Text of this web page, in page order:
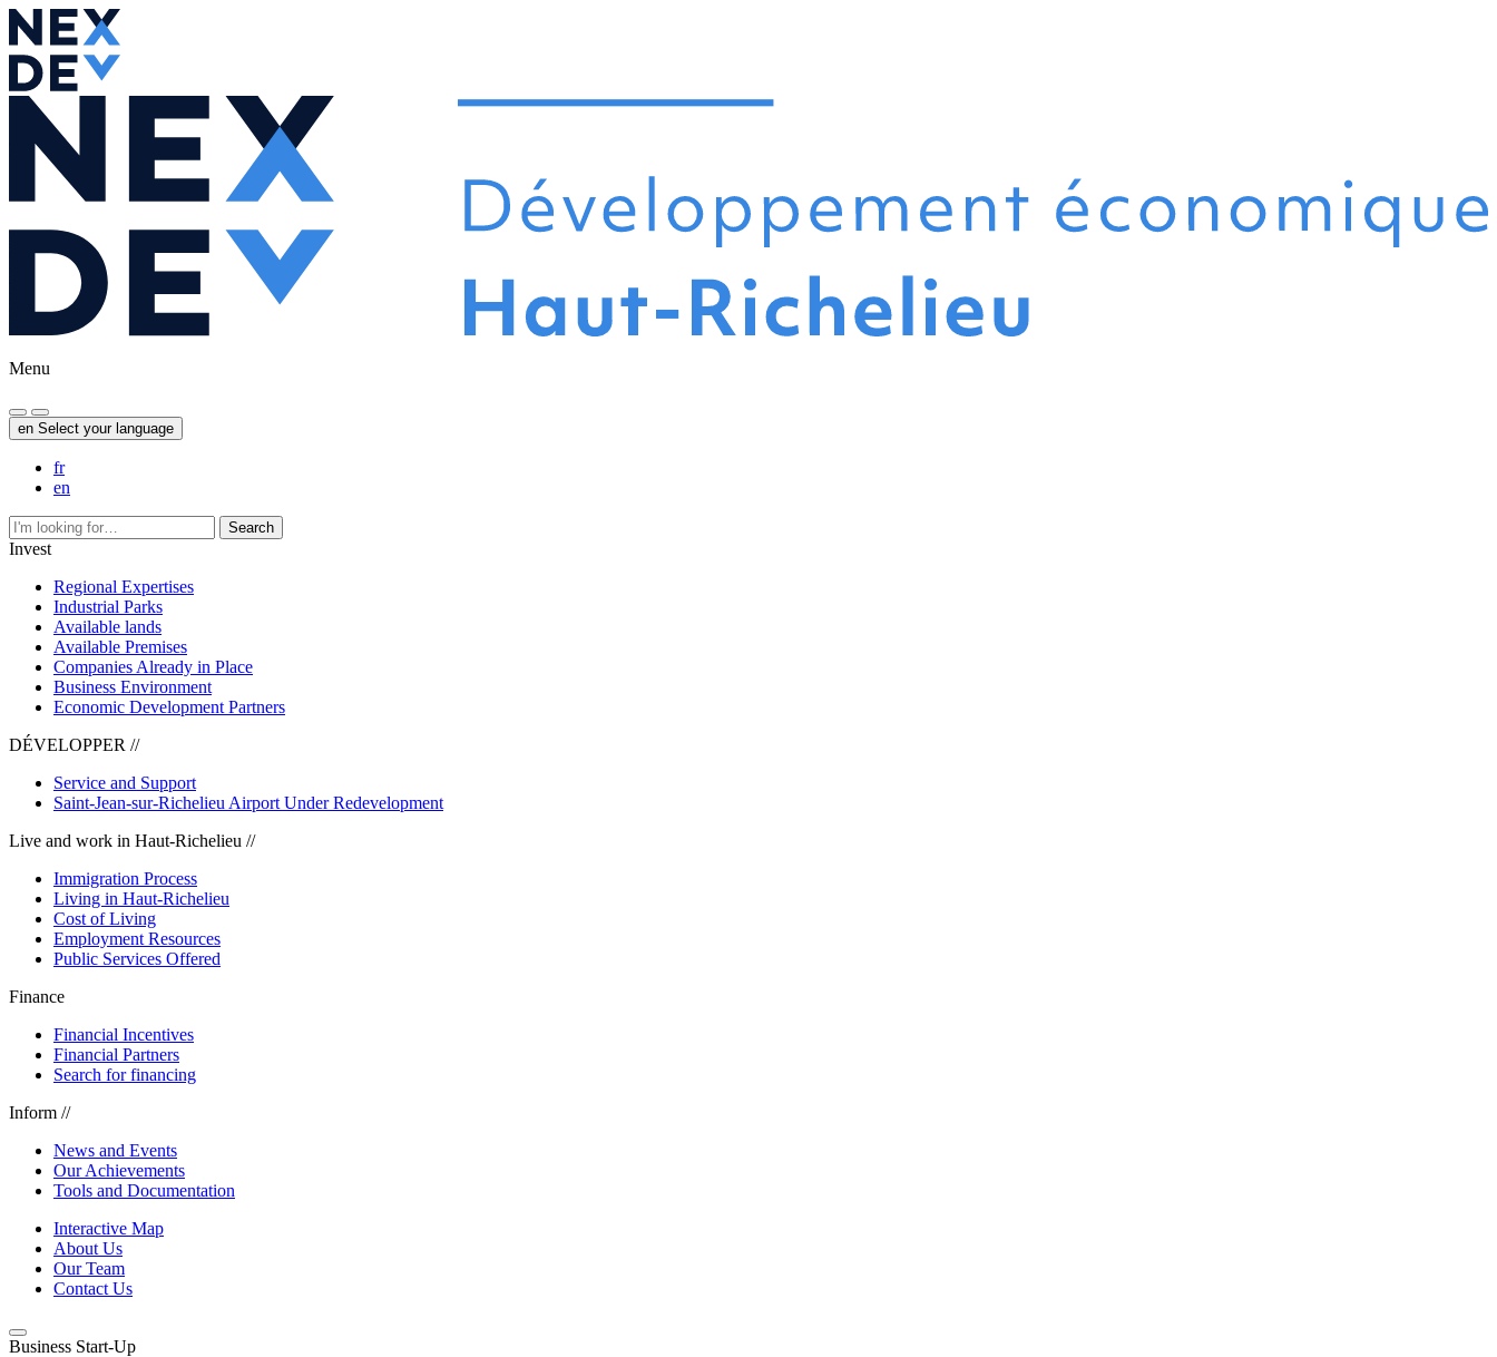
Menu
en Select your language
fr
en
Search
Invest
Regional Expertises
Industrial Parks
Available lands
Available Premises
Companies Already in Place
Business Environment
Economic Development Partners
DÉVELOPPER //
Service and Support
Saint-Jean-sur-Richelieu Airport Under Redevelopment
Live and work in Haut-Richelieu //
Immigration Process
Living in Haut-Richelieu
Cost of Living
Employment Resources
Public Services Offered
Finance
Financial Incentives
Financial Partners
Search for financing
Inform //
News and Events
Our Achievements
Tools and Documentation
Interactive Map
About Us
Our Team
Contact Us
Business Start-Up